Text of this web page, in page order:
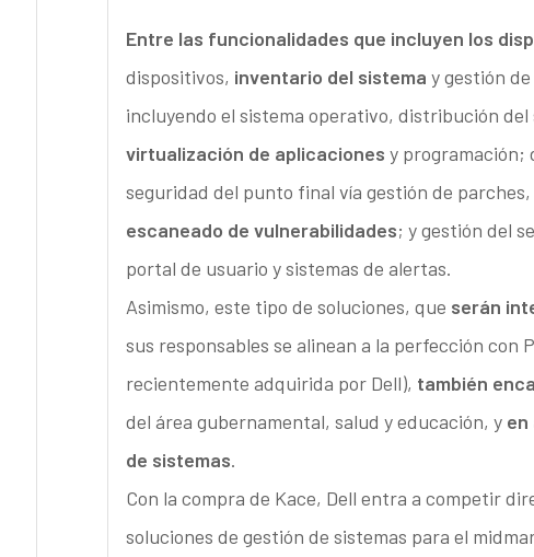
Entre las funcionalidades que incluyen los
dispositivos, inventario del sistema y gestión
incluyendo el sistema operativo, distribución
virtualización de aplicaciones y programación;
seguridad del punto final vía gestión de
escaneado de vulnerabilidades; y gestión del
portal de usuario y sistemas de alertas.
Asimismo, este tipo de soluciones, que serán
sus responsables se alinean a la perfección con
recientemente adquirida por Dell), también
del área gubernamental, salud y educación, y en
de sistemas.
Con la compra de Kace, Dell entra a competir
soluciones de gestión de sistemas para el